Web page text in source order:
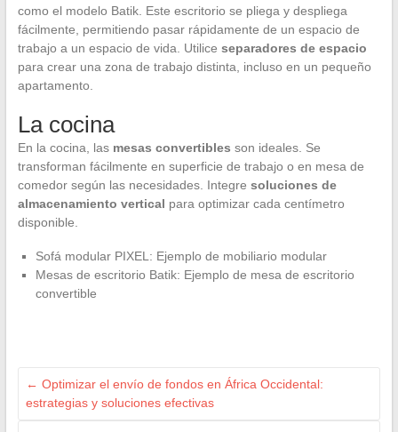
como el modelo Batik. Este escritorio se pliega y despliega
fácilmente, permitiendo pasar rápidamente de un espacio de
trabajo a un espacio de vida. Utilice separadores de espacio
para crear una zona de trabajo distinta, incluso en un pequeño
apartamento.
La cocina
En la cocina, las mesas convertibles son ideales. Se
transforman fácilmente en superficie de trabajo o en mesa de
comedor según las necesidades. Integre soluciones de
almacenamiento vertical para optimizar cada centímetro
disponible.
Sofá modular PIXEL: Ejemplo de mobiliario modular
Mesas de escritorio Batik: Ejemplo de mesa de escritorio
convertible
← Optimizar el envío de fondos en África Occidental:
estrategias y soluciones efectivas